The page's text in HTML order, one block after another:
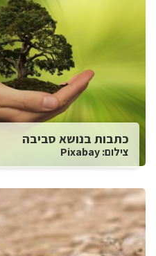
כתבות בנושא סביבה
צילום: Pixabay